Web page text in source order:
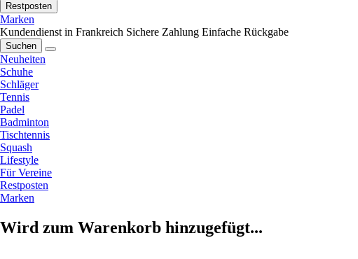
Restposten
Marken
Kundendienst in Frankreich Sichere Zahlung Einfache Rückgabe
Suchen
Neuheiten
Schuhe
Schläger
Tennis
Padel
Badminton
Tischtennis
Squash
Lifestyle
Für Vereine
Restposten
Marken
Wird zum Warenkorb hinzugefügt...